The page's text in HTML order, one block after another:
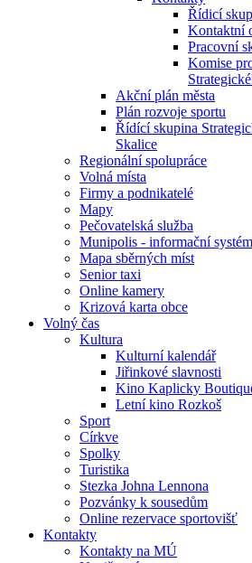
Řídicí
Kontaktní
Pracovní
Komise
Akční plán města
Plán rozvoje sportu
Řídící skupina
Skalice
Regionální spolupráce
Volná místa
Firmy a podnikatelé
Mapy
Pečovatelská služba
Munipolis - informační systém
Mapa sběrných míst
Senior taxi
Online kamery
Krizová karta obce
Volný čas
Kultura
Kulturní kalendář
Jiřinkové slavnosti
Kino Kaplicky
Letní kino Rozkoš
Sport
Církve
Spolky
Turistika
Stezka Johna Lennona
Pozvánky k sousedům
Online rezervace sportovišť
Kontakty
Kontakty na MÚ